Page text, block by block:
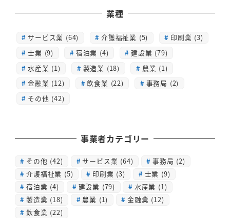
業種
サービス業 (64) 介護福祉業 (5)
印刷業 (3)
士業 (9)
宿泊業 (4)
建設業 (79)
水産業 (1)
製造業 (18)
農業 (1)
金融業 (12)
飲食業 (22)
事務局 (2)
その他 (42)
事業者カテゴリー
その他 (42) サービス業 (64) 事務局 (2)
介護福祉業 (5) 印刷業 (3) 士業 (9)
宿泊業 (4) 建設業 (79) 水産業 (1)
製造業 (18) 農業 (1) 金融業 (12)
飲食業 (22)